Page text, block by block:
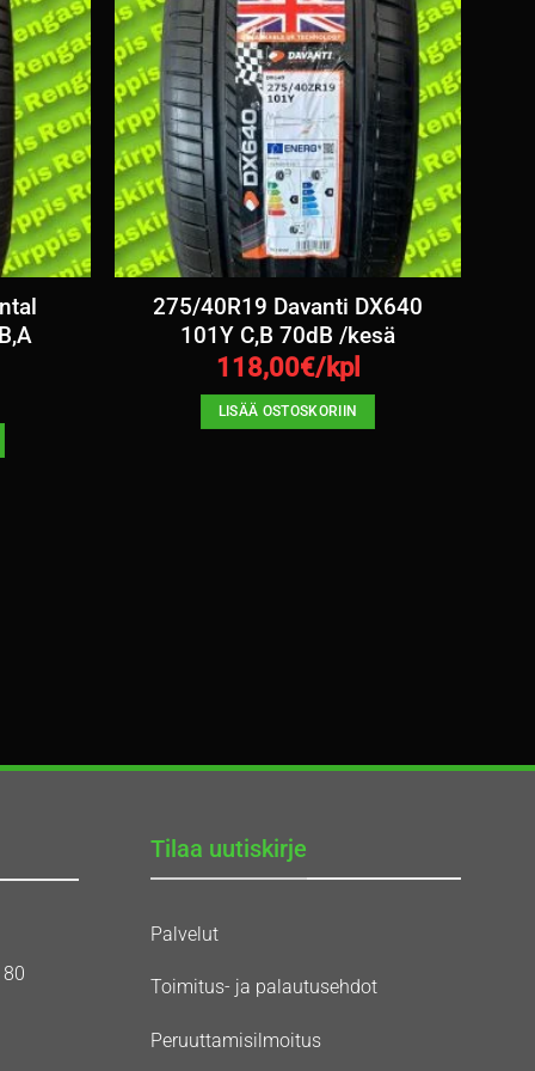
275/40R19 Davanti DX640
101Y C,B 70dB /kesä
118,00€/kpl
LISÄÄ OSTOSKORIIN
Tilaa uutiskirje
Palvelut
Toimitus- ja palautusehdot
Peruuttamisilmoitus